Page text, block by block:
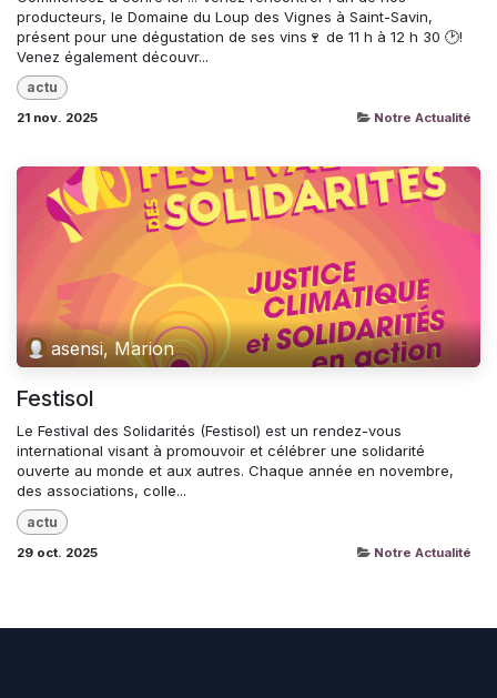
producteurs, le Domaine du Loup des Vignes à Saint-Savin,
présent pour une dégustation de ses vins🍷 de 11 h à 12 h 30 🕑!
Venez également découvr...
actu
21 nov. 2025 Notre Actualité
asensi, Marion
Festisol
Le Festival des Solidarités (Festisol) est un rendez-vous
international visant à promouvoir et célébrer une solidarité
ouverte au monde et aux autres. Chaque année en novembre,
des associations, colle...
actu
29 oct. 2025 Notre Actualité